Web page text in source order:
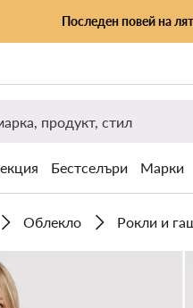
Последен повей на
Бестселъри Марки
Облекло Рокли и